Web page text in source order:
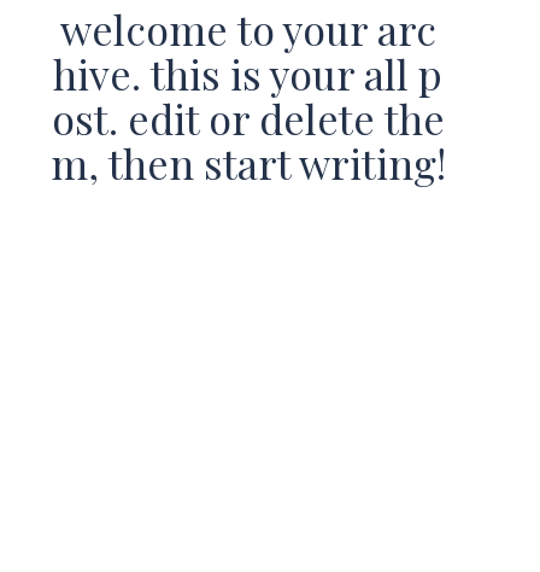
welcome to your arc
hive. this is your all p
ost. edit or delete the
m, then start writing!